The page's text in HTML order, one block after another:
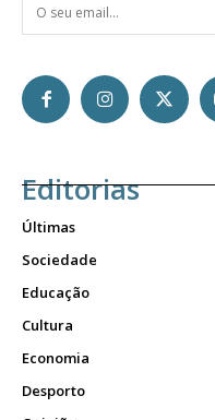
Editorias
Últimas
Sociedade
Educação
Cultura
Economia
Desporto